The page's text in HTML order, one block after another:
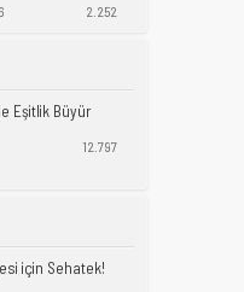
2.252
Eşitlik Büyür
12.797
için Sehatek!